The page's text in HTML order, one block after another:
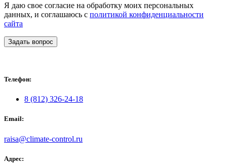
Я даю свое согласие на обработку моих персональных
данных, и соглашаюсь с политикой конфиденциальности
сайта
Задать вопрос
Телефон:
8 (812) 326-24-18
Email:
raisa@climate-control.ru
Адрес: